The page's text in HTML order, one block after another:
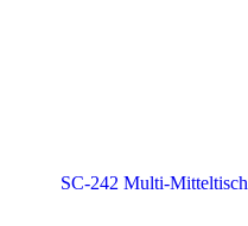
SC-242 Multi-Mitteltisch